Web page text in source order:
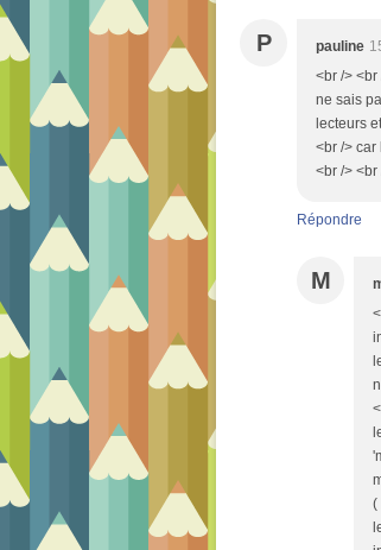
P pauline
<br />
ne sais
lecteurs
<br />
<br />
Répondre
M
(